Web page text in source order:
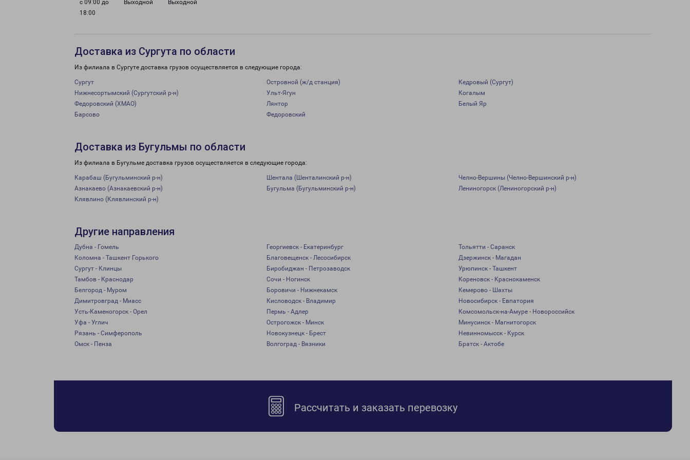
с 09:00 до
18:00
Выходной Выходной
Доставка из Сургута по области
Из филиала в Сургуте доставка грузов осуществляется в следующие города:
Сургут Островной (ж/д станция)
Кедровый (Сургут)
Нижнесортымский (Сургутский р-н)
Ульт-Ягун
Когалым
Федоровский (ХМАО)
Лянтор
Белый Яр
Барсово
Федоровский
Доставка из Бугульмы по области
Из филиала в Бугульме доставка грузов осуществляется в следующие города:
Карабаш (Бугульминский р-н) Шентала (Шенталинский р-н)
Челно-Вершины (Челно-Вершинский р-н)
Азнакаево (Азнакаевский р-н)
Бугульма (Бугульминский р-н)
Лениногорск (Лениногорский р-н)
Клявлино (Клявлинский р-н)
Другие направления
Дубна - Гомель Георгиевск - Екатеринбург
Тольятти - Саранск
Коломна - Ташкент Горького
Благовещенск - Лесосибирск
Дзержинск - Магадан
Сургут - Клинцы
Биробиджан - Петрозаводск
Урюпинск - Ташкент
Тамбов - Краснодар
Сочи - Ногинск
Кореновск - Краснокаменск
Белгород - Муром
Боровичи - Нижнекамск
Кемерово - Шахты
Димитровград - Миасс
Кисловодск - Владимир
Новосибирск - Евпатория
Усть-Каменогорск - Орел
Пермь - Адлер
Комсомольск-на-Амуре - Новороссийск
Уфа - Углич
Острогожск - Минск
Минусинск - Магнитогорск
Рязань - Симферополь
Новокузнецк - Брест
Невинномысск - Курск
Омск - Пенза
Волгоград - Вязники Братск - Актобе
Рассчитать и заказать перевозку